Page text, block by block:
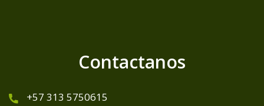
Contactanos
+57 313 5750615